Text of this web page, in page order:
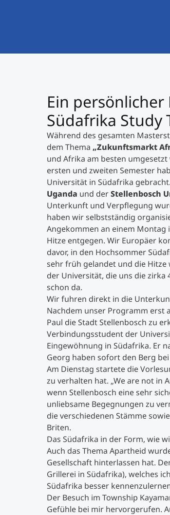
Ein
Südafrika Study
Während des gesamten
dem Thema „Zukunftsmarkt
und Afrika am besten
ersten und zweiten Semester
Universität in Südafrika
Uganda und derStellenbosch
Unterkunft und Verpflegung
haben wir selbstständig
Angekommen an einem
Hitze entgegen. Wir Europäer
davor, in den Hochsommer
sehr früh gelandet und die
der Universität, die uns die zirka
schon da.
Wir fuhren direkt in die
Nachdem unser Programm erst
Paul die Stadt Stellenbosch zu
Verbindungsstudent der
Eingewöhnung in Südafrika. Er
Georg haben sofort den Berg
Am Dienstag startete die
zu verhalten hat. „We are not in
wenn Stellenbosch eine sehr
unliebsame Begegnungen zu
die verschiedenen Stämme
Briten.
Das Südafrika in der Form, wie
Auch das Thema Apartheid
Gesellschaft hinterlassen hat.
Grillerei in Südafrika), welches
Südafrika besser
Der Besuch im Township
Gefühle bei mir hervorgerufen.